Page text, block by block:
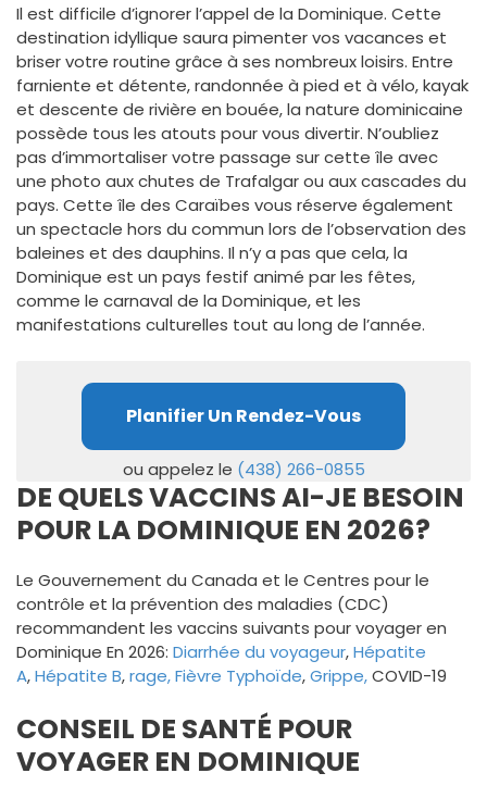
Il est difficile d’ignorer l’appel de la Dominique. Cette
destination idyllique saura pimenter vos vacances et
briser votre routine grâce à ses nombreux loisirs. Entre
farniente et détente, randonnée à pied et à vélo, kayak
et descente de rivière en bouée, la nature dominicaine
possède tous les atouts pour vous divertir. N’oubliez
pas d’immortaliser votre passage sur cette île avec
une photo aux chutes de Trafalgar ou aux cascades du
pays. Cette île des Caraïbes vous réserve également
un spectacle hors du commun lors de l’observation des
baleines et des dauphins. Il n’y a pas que cela, la
Dominique est un pays festif animé par les fêtes,
comme le carnaval de la Dominique, et les
manifestations culturelles tout au long de l’année.
Planifier Un Rendez-Vous
ou appelez le (438) 266-0855
DE QUELS VACCINS AI-JE BESOIN
POUR LA DOMINIQUE EN 2026?
Le Gouvernement du Canada et le Centres pour le
contrôle et la prévention des maladies (CDC)
recommandent les vaccins suivants pour voyager en
Dominique En 2026: Diarrhée du voyageur,Hépatite
A,Hépatite B,rage,Fièvre Typhoïde,Grippe,COVID-19
CONSEIL DE SANTÉ POUR
VOYAGER EN DOMINIQUE